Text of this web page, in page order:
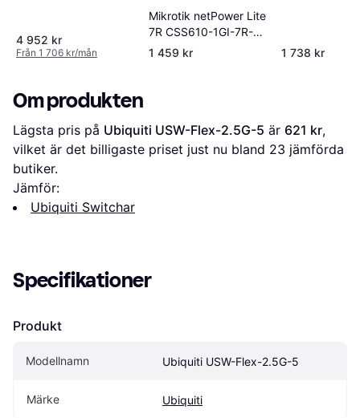
4 952 kr
Från 1 706 kr/mån
Mikrotik netPower Lite
7R CSS610-1GI-7R-
2S+OUT
1 459 kr 1 738 kr
Om produkten
Lägsta pris på Ubiquiti USW-Flex-2.5G-5 är 621 kr,
vilket är det billigaste priset just nu bland 23 jämförda
butiker.
Jämför:
Ubiquiti Switchar
Specifikationer
Produkt
Modellnamn Ubiquiti USW-Flex-2.5G-5
Märke Ubiquiti